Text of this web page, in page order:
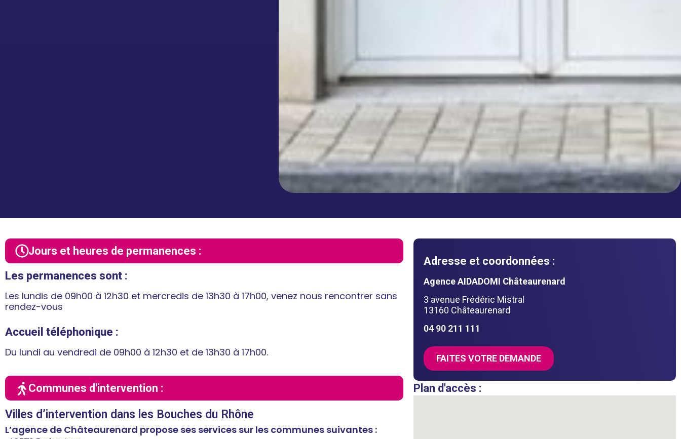
Jours et heures de permanences :
Les permanences sont :
Les lundis de 09h00 à 12h30 et mercredis de 13h30 à 17h00, venez nous rencontrer sans
rendez-vous
Accueil téléphonique :
Du lundi au vendredi de 09h00 à 12h30 et de 13h30 à 17h00.
Communes d'intervention :
Villes d’intervention dans les Bouches du Rhône
L’agence de Châteaurenard propose ses services sur les communes suivantes :
Adresse et coordonnées :
Agence AIDADOMI Châteaurenard
3 avenue Frédéric Mistral
13160 Châteaurenard
04 90 211 111
FAITES VOTRE DEMANDE
Plan d'accès :